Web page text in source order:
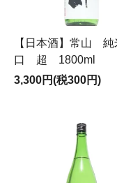
【日本酒】常山
口 超 1800ml
3,300円(税300円)